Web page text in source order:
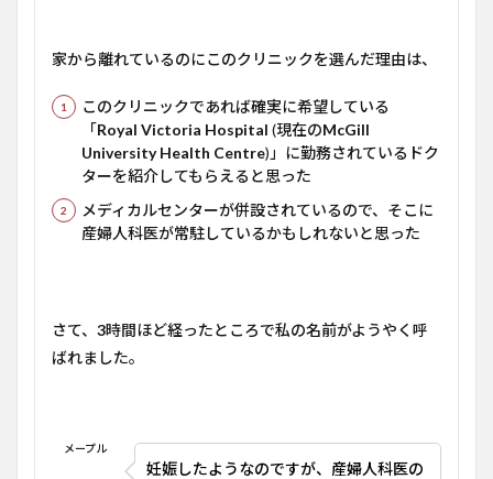
家から離れているのにこのクリニックを選んだ理由は、
このクリニックであれば確実に希望している
「Royal Victoria Hospital (現在のMcGill
University Health Centre)」に勤務されているドク
ターを紹介してもらえると思った
メディカルセンターが併設されているので、そこに
産婦人科医が常駐しているかもしれないと思った
さて、 3時間ほど経ったところで私の名前がようやく呼
ばれました。
メープル
妊娠したようなのですが、産婦人科医の